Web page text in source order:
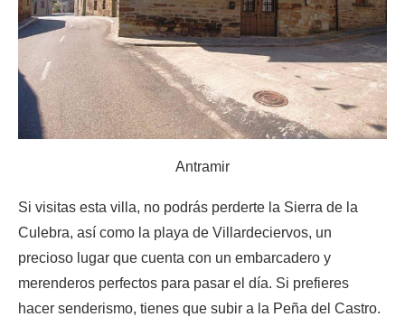
Antramir
Si visitas esta villa, no podrás perderte la Sierra de la
Culebra, así como la playa de Villardeciervos, un
precioso lugar que cuenta con un embarcadero y
merenderos perfectos para pasar el día. Si prefieres
hacer senderismo, tienes que subir a la Peña del Castro.